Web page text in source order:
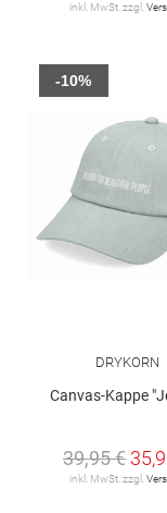
inkl. MwSt. zzgl.
DRYKORN
Canvas-Kappe
39,95 €
inkl. MwSt. zzgl.
-10%